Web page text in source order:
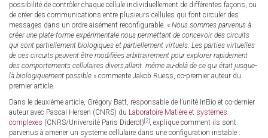
possibilité de contrôler chaque cellule individuellement de différentes façons, ou
de créer des communications entre plusieurs cellules qui font circuler des
messages dans un ordre aisément reconfigurable. « Nous sommes parvenus à
créer une plate-forme expérimentale nous permettant de concevoir des circuits
qui sont partiellement biologiques et partiellement virtuels. Les parties virtuelles
de ces circuits peuvent être modifiées arbitrairement pour explorer rapidement
des comportements cellulaires divers,allant même au-delà de ce qui était jusque-
là biologiquement possible » commente Jakob Ruess, co-premier auteur du
premier article.
Dans le deuxième article, Grégory Batt, responsable de l’unité InBio et co-dernier
auteur avec Pascal Hersen (CNRS) du Laboratoire Matière et systèmes
complexes (CNRS/Université Paris Diderot) [2] , explique comment ils sont
parvenus à amener un système cellulaire dans une configuration instable :